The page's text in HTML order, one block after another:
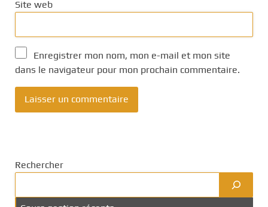
Site web
Enregistrer mon nom, mon e-mail et mon site
dans le navigateur pour mon prochain commentaire.
Rechercher